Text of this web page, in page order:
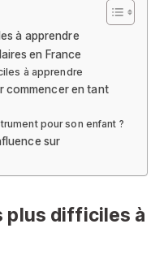
à apprendre
en France
à apprendre
commencer en tant
pour son enfant ?
sur
plus difficiles à